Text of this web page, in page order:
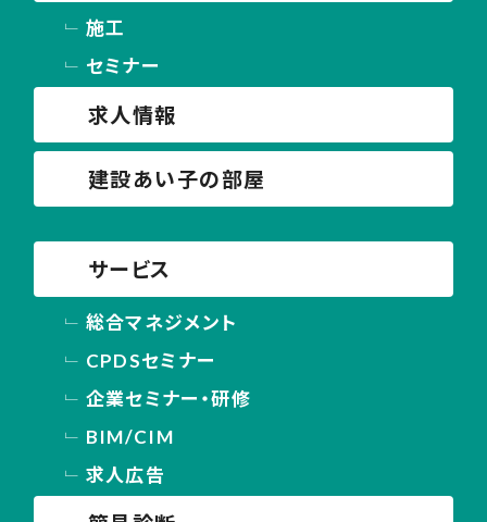
施工
セミナー
求人情報
建設あい子の部屋
サービス
総合マネジメント
CPDSセミナー
企業セミナー・研修
BIM/CIM
求人広告